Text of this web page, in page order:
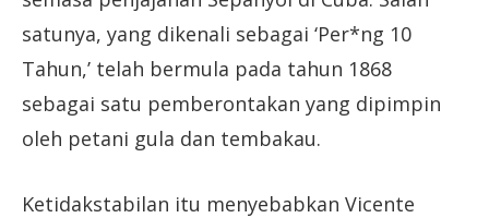
satunya, yang dikenali sebagai ‘Per*ng 10
Tahun,’ telah bermula pada tahun 1868
sebagai satu pemberontakan yang dipimpin
oleh petani gula dan tembakau.
Ketidakstabilan itu menyebabkan Vicente